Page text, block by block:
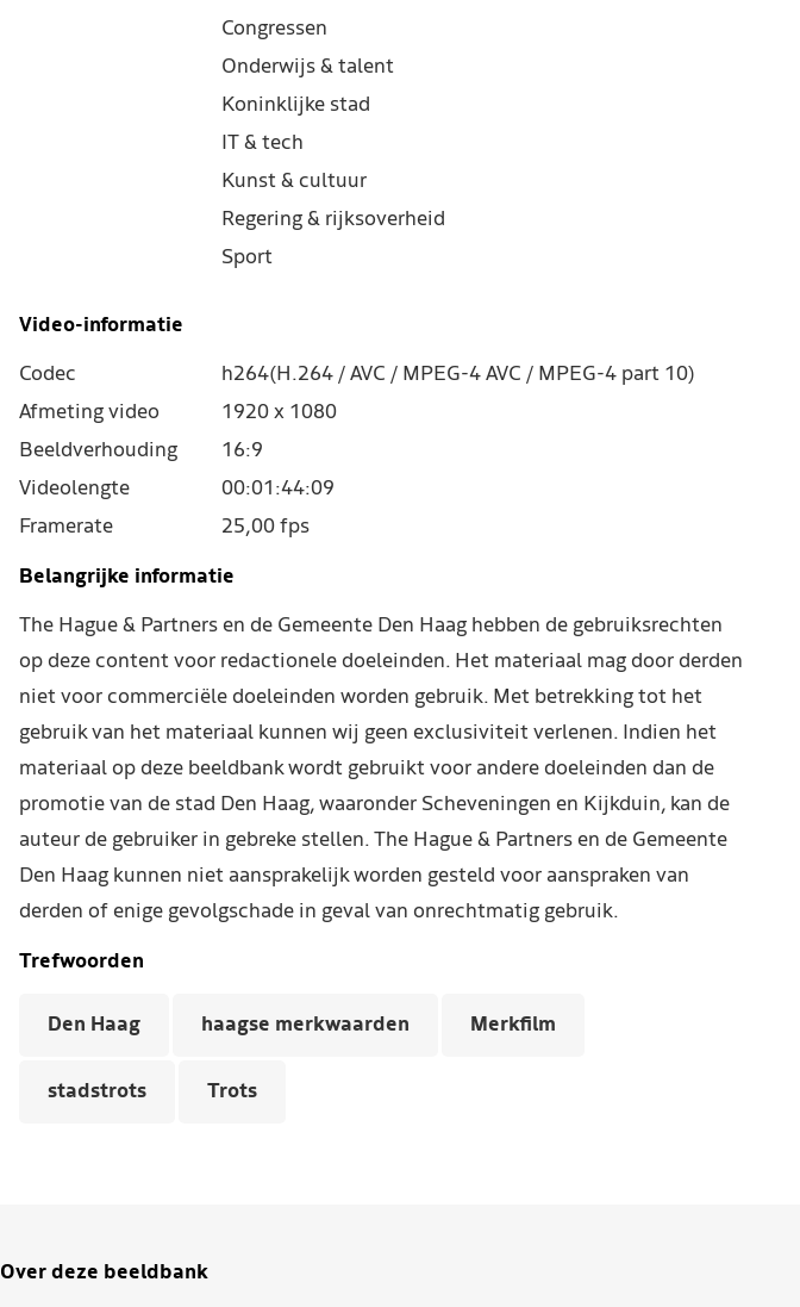
Congressen
Onderwijs & talent
Koninklijke stad
IT & tech
Kunst & cultuur
Regering & rijksoverheid
Sport
Video-informatie
Codec
h264(H.264 / AVC / MPEG-4 AVC / MPEG-4 part 10)
Afmeting video
1920 x 1080
Beeldverhouding
16:9
Videolengte
00:01:44:09
Framerate
25,00 fps
Belangrijke informatie
The Hague & Partners en de Gemeente Den Haag hebben de gebruiksrechten
op deze content voor redactionele doeleinden. Het materiaal mag door derden
niet voor commerciële doeleinden worden gebruik. Met betrekking tot het
gebruik van het materiaal kunnen wij geen exclusiviteit verlenen. Indien het
materiaal op deze beeldbank wordt gebruikt voor andere doeleinden dan de
promotie van de stad Den Haag, waaronder Scheveningen en Kijkduin, kan de
auteur de gebruiker in gebreke stellen. The Hague & Partners en de Gemeente
Den Haag kunnen niet aansprakelijk worden gesteld voor aanspraken van
derden of enige gevolgschade in geval van onrechtmatig gebruik.
Trefwoorden
Den Haag haagse merkwaarden Merkfilm
stadstrots Trots
Over deze beeldbank